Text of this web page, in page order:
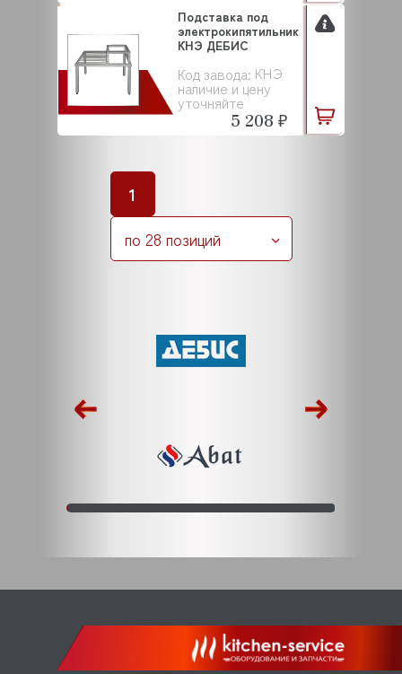
Код завода: КНЭ
наличие и цену
уточняйте
Подставка под
электрокипятильник
КНЭ ДЕБИС
5 208 ₽
1
по 28 позиций